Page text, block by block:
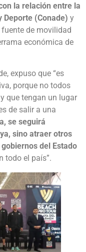
la relación entre la
Deporte (Conade) y
fuente de movilidad
económica de
expuso que “es
porque no todos
que tengan un lugar
de salir a una
se seguirá
sino atraer otros
del Estado
todo el país”.